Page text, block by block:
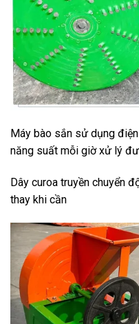
Máy bào sắn sử dụng
năng suất mỗi giờ xử lý
Dây curoa truyền chuyển
thay khi cần